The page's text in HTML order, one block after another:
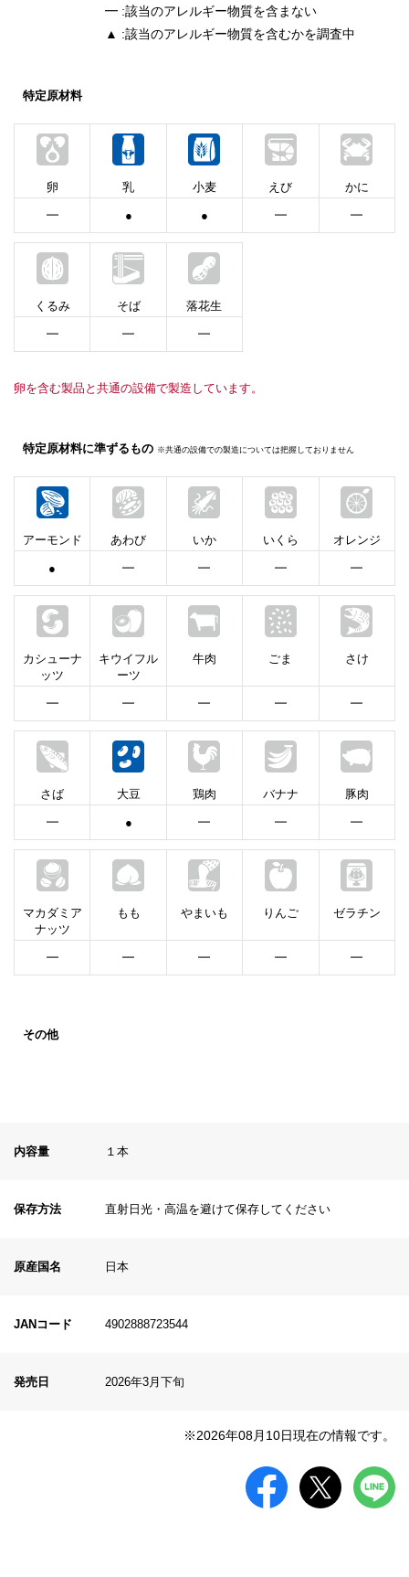
━ :該当のアレルギー物質を含まない
▲ :該当のアレルギー物質を含むかを調査中
特定原材料
卵
━
乳
●
小麦
●
えび
━
かに
━
くるみ
━
そば
━
落花生
━
卵を含む製品と共通の設備で製造しています。
特定原材料に準ずるもの ※共通の設備での製造については把握しておりません
アーモンド
●
あわび
━
いか
━
いくら
━
オレンジ
━
カシューナ
ッツ
━
キウイフル
ーツ
━
牛肉
━
ごま
━
さけ
━
さば
━
大豆
●
鶏肉
━
バナナ
━
豚肉
━
マカダミア
ナッツ
━
もも
━
やまいも
━
りんご
━
ゼラチン
━
その他
内容量 １本
保存方法 直射日光・高温を避けて保存してください
原産国名 日本
JANコード 4902888723544
発売日 2026年3月下旬
※2026年08月10日現在の情報です。